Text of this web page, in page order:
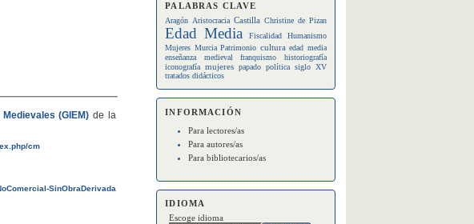
PALABRAS CLAVE
Aragón Aristocracia Castilla Christine de Pizan
Edad Media Fiscalidad
Humanismo
Mujeres Murcia Patrimonio cultura edad media
enseñanza medieval
franquismo
historiografía
iconografía mujeres papado política siglo XV
tratados didácticos
INFORMACIÓN
Para lectores/as
Para autores/as
Para bibliotecarios/as
IDIOMA
Escoge idioma
(GIEM) de la
cm
SinObraDerivada